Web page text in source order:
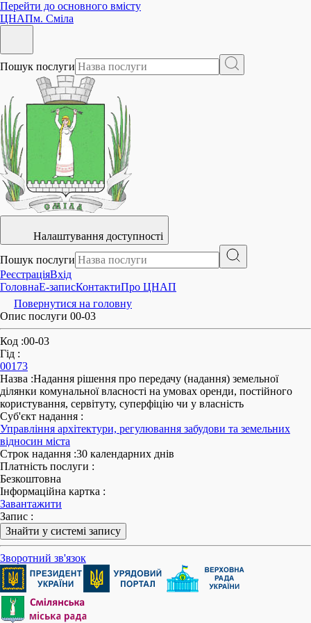
Перейти до основного вмісту
ЦНАПм. Сміла
Пошук послуги
Налаштування доступності
Пошук послуги
РеєстраціяВхід
ГоловнаE-записКонтактиПро ЦНАП
Повернутися на головну
Опис послуги 00-03
Код :00-03
Гід :
00173
Назва :Надання рішення про передачу (надання) земельної
ділянки комунальної власності на умовах оренди, постійного
користування, сервітуту, суперфіцію чи у власність
Суб'єкт надання :
Управління архітектури, регулювання забудови та земельних
відносин міста
Строк надання :30 календарних днів
Платність послуги :
Безкоштовна
Інформаційна картка :
Завантажити
Запис :
Знайти у системі запису
Зворотний зв'язок